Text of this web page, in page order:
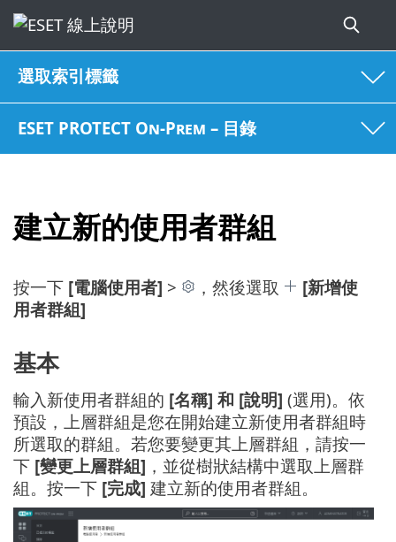
選取索引標籤
ESET PROTECT On-Prem – 目錄
建立新的使用者群組
按一下 [電腦使用者] > ，然後選取
[新增使
用者群組]
基本
輸入新使用者群組的 [名稱] 和 [說明] (選用)。依
預設，上層群組是您在開始建立新使用者群組時
所選取的群組。若您要變更其上層群組，請按一
下 [變更上層群組] ，並從樹狀結構中選取上層群
組。按一下 [完成] 建立新的使用者群組。